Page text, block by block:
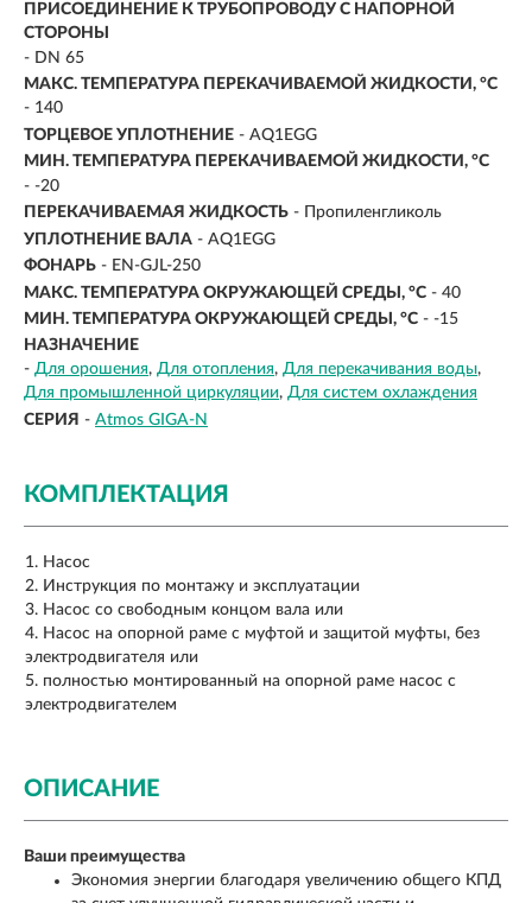
ПРИСОЕДИНЕНИЕ К ТРУБОПРОВОДУ С НАПОРНОЙ
СТОРОНЫ
- DN 65
МАКС. ТЕМПЕРАТУРА ПЕРЕКАЧИВАЕМОЙ ЖИДКОСТИ, °C
- 140
ТОРЦЕВОЕ УПЛОТНЕНИЕ - AQ1EGG
МИН. ТЕМПЕРАТУРА ПЕРЕКАЧИВАЕМОЙ ЖИДКОСТИ, °C
- -20
ПЕРЕКАЧИВАЕМАЯ ЖИДКОСТЬ - Пропиленгликоль
УПЛОТНЕНИЕ ВАЛА - AQ1EGG
ФОНАРЬ - EN-GJL-250
МАКС. ТЕМПЕРАТУРА ОКРУЖАЮЩЕЙ СРЕДЫ, °C - 40
МИН. ТЕМПЕРАТУРА ОКРУЖАЮЩЕЙ СРЕДЫ, °C - -15
НАЗНАЧЕНИЕ
- Для орошения Для отопления Для перекачивания воды
Для промышленной циркуляции Для систем охлаждения
СЕРИЯ - Atmos GIGA-N
КОМПЛЕКТАЦИЯ
Насос
Инструкция по монтажу и эксплуатации
Насос со свободным концом вала или
Насос на опорной раме с муфтой и защитой муфты, без
электродвигателя или
полностью монтированный на опорной раме насос с
электродвигателем
ОПИСАНИЕ
Ваши преимущества
Экономия энергии благодаря увеличению общего КПД